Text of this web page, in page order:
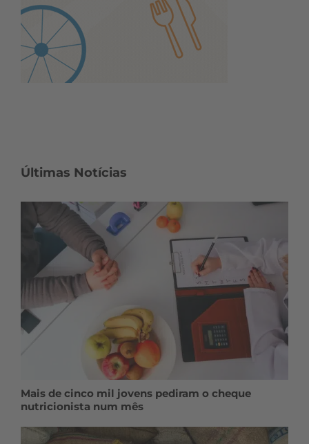
Últimas Notícias
Mais de cinco mil jovens pediram o cheque
nutricionista num mês